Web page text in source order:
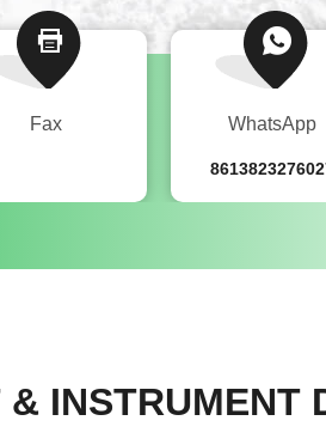
Fax WhatsApp
INSTRUMENT